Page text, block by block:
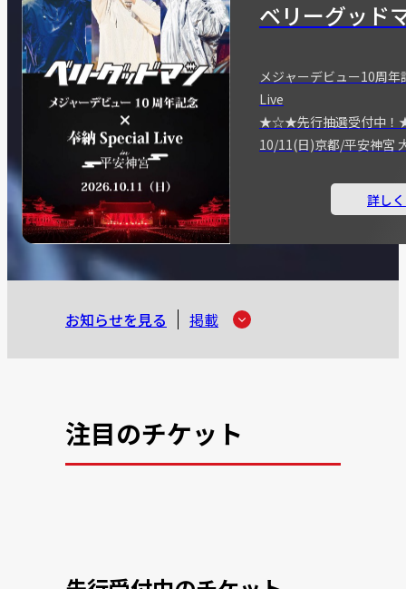
ベリーグッド
メジャーデビュー10周
Live
★☆★先行抽選受付中
10/11(日)京都/平安神宮
詳し
お知らせを見る 掲載
注目のチケット